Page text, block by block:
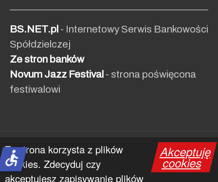
Akceptuję
cookies
Ta strona korzysta z plików
cookies. Zdecyduj czy
akceptujesz zapisywanie plików
BS.NET.pl - Internetowy Serwis Bankowości
Spółdzielczej
Ze stron banków
Novum Jazz Festival - strona poświęcona
festiwalowi
© 1991 - 2026 NOVUM
accessible